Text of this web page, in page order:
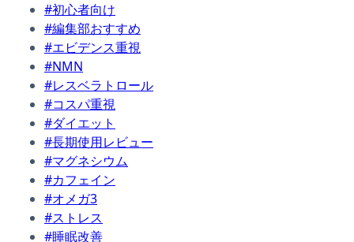
#初心者向け
#編集部おすすめ
#エビデンス重視
#NMN
#レスベラトロール
#コスパ重視
#ダイエット
#長期使用レビュー
#マグネシウム
#カフェイン
#オメガ3
#ストレス
#睡眠改善